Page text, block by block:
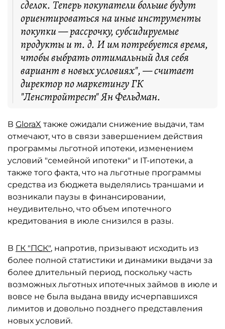
сделок. Теперь покупатели больше будут
ориентироваться на иные инструменты
покупки — рассрочку, субсидируемые
продукты и т. д. И им потребуется время,
чтобы выбрать оптимальный для себя
вариант в новых условиях", — считает
директор по маркетингу ГК
"Ленстройтрест" Ян Фельдман.
В GloraX также ожидали снижение выдачи, там
отмечают, что в связи завершением действия
программы льготной ипотеки, изменением
условий "семейной ипотеки" и IT-ипотеки, а
также того факта, что на льготные программы
средства из бюджета выделялись траншами и
возникали паузы в финансировании,
неудивительно, что объем ипотечного
кредитования в июле снизился в разы.
В ГК "ПСК", напротив, призывают исходить из
более полной статистики и динамики выдачи за
более длительный период, поскольку часть
возможных льготных ипотечных займов в июле и
вовсе не была выдана ввиду исчерпавшихся
лимитов и довольно позднего представления
новых условий.